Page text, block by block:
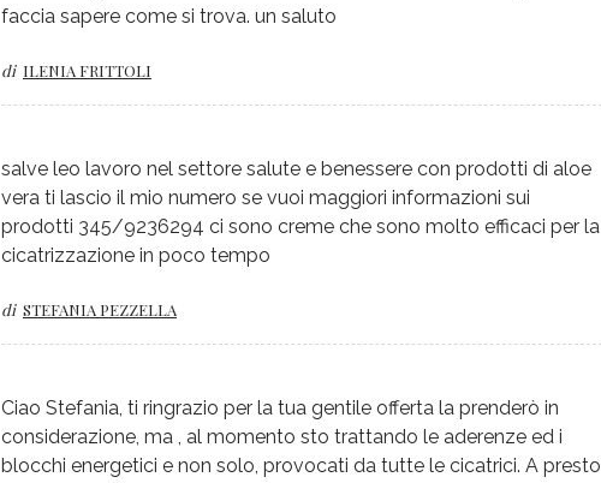
faccia sapere come si trova. un saluto
di ILENIA FRITTOLI
salve leo lavoro nel settore salute e benessere con prodotti di aloe
vera ti lascio il mio numero se vuoi maggiori informazioni sui
prodotti 345/9236294 ci sono creme che sono molto efficaci per la
cicatrizzazione in poco tempo
di STEFANIA PEZZELLA
Ciao Stefania, ti ringrazio per la tua gentile offerta la prenderò in
considerazione, ma , al momento sto trattando le aderenze ed i
blocchi energetici e non solo, provocati da tutte le cicatrici. A presto